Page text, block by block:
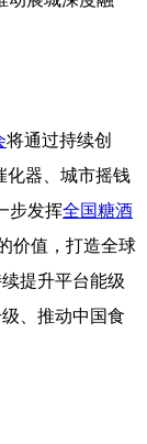
将通过持续创
化器、城市摇钱
步发挥全国糖酒
价值，打造全球
提升平台能级
、推动中国食